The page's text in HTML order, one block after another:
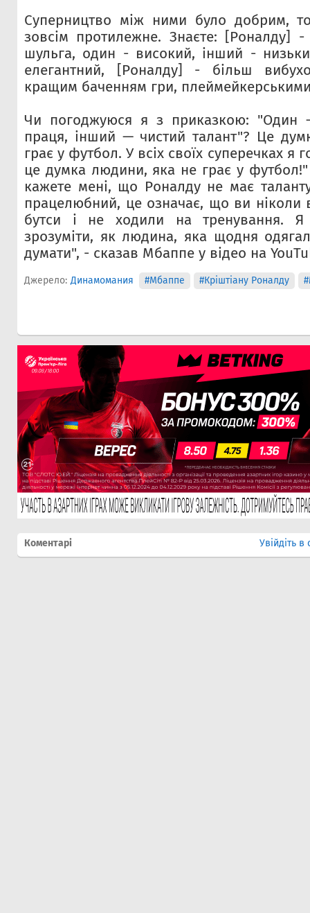
Суперництво між ними було добрим,
зовсім протилежне. Знаєте: [Роналду]
шульга, один - високий, інший -
елегантний, [Роналду] - більш
кращим баченням гри,
Чи погоджуюся я з приказкою: "Один
праця, інший — чистий талант"? Це
грає у футбол. У всіх своїх суперечках я
це думка людини, яка не грає у
кажете мені, що Роналду не має
працелюбний, це означає, що ви ніколи
бутси і не ходили на тренування.
зрозуміти, як людина, яка щодня
думати", - сказав Мбаппе у відео на
Джерело: Динамомания #Мбаппе #Кріштіану Роналду
Коментарі Увійдіть в